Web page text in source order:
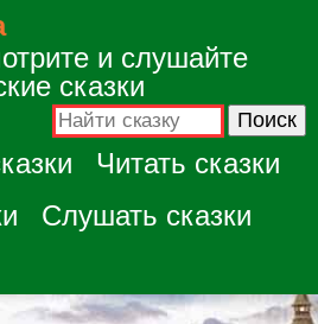
и слушайте
сказки
Читать сказки
Слушать сказки